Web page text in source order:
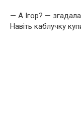
— А Ігор? —
Навіть каблучку